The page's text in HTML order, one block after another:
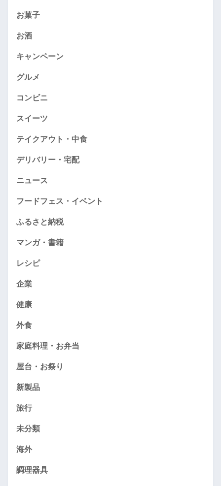
お菓子
お酒
キャンペーン
グルメ
コンビニ
スイーツ
テイクアウト・中食
デリバリー・宅配
ニュース
フードフェス・イベント
ふるさと納税
マンガ・書籍
レシピ
企業
健康
外食
家庭料理・お弁当
屋台・お祭り
新製品
旅行
未分類
海外
調理器具